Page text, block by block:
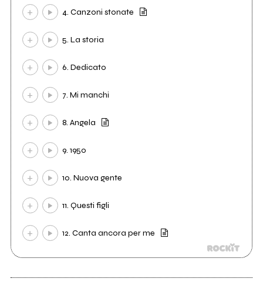
4. Canzoni stonate
5. La storia
6. Dedicato
7. Mi manchi
8. Angela
9. 1950
10. Nuova gente
11. Questi figli
12. Canta ancora per me